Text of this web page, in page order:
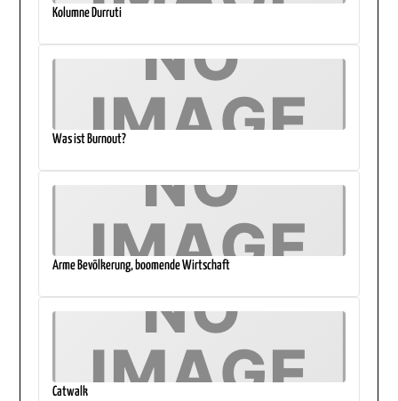
Kolumne Durruti
Was ist Burnout?
Arme Bevölkerung, boomende Wirtschaft
Catwalk